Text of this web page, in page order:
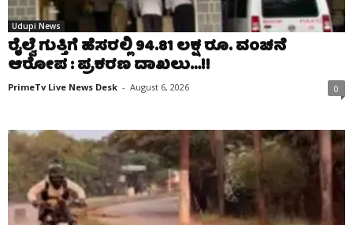
Udupi News
ರೈಲ್ವೆ ಗುತ್ತಿಗೆ ಹೆಸರಲ್ಲಿ 94.81 ಲಕ್ಷ ರೂ. ವಂಚನೆ
ಆರೋಪ : ಪ್ರಕರಣ ದಾಖಲು…!!
PrimeTv Live News Desk - August 6, 2026 0